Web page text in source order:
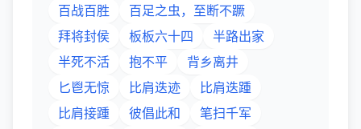
百战百胜
百足之虫，至断不蹶
拜将封侯
板板六十四
半路出家
半死不活
抱不平
背乡离井
匕鬯无惊
比肩迭迹
比肩迭踵
比肩接踵
彼倡此和 笔扫千军